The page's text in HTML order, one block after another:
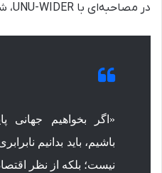
در مصاحبه‌ای با UNU-WIDER، شوروکس گفته بود:
«اگر بخواهیم جهانی
باشیم، باید بدانیم
نیست؛ بلکه از نظر